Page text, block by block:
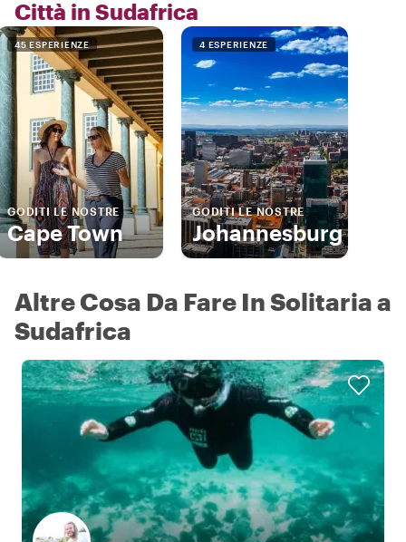
Città in Sudafrica
45 ESPERIENZE
GODITI LE NOSTRE
Cape Town
4 ESPERIENZE
GODITI LE NOSTRE
Johannesburg
Altre Cosa Da Fare In Solitaria a
Sudafrica